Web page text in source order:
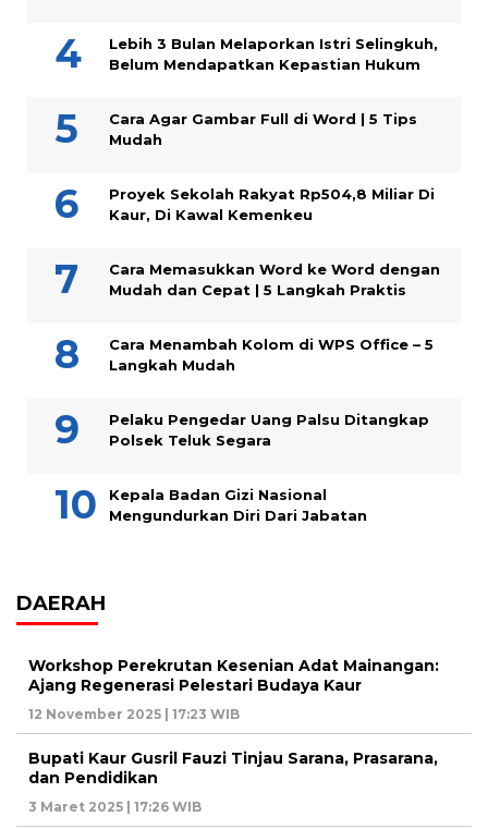
Lebih 3 Bulan Melaporkan Istri Selingkuh,
Belum Mendapatkan Kepastian Hukum
Cara Agar Gambar Full di Word | 5 Tips
Mudah
Proyek Sekolah Rakyat Rp504,8 Miliar Di
Kaur, Di Kawal Kemenkeu
Cara Memasukkan Word ke Word dengan
Mudah dan Cepat | 5 Langkah Praktis
Cara Menambah Kolom di WPS Office – 5
Langkah Mudah
Pelaku Pengedar Uang Palsu Ditangkap
Polsek Teluk Segara
Kepala Badan Gizi Nasional
Mengundurkan Diri Dari Jabatan
DAERAH
Workshop Perekrutan Kesenian Adat Mainangan:
Ajang Regenerasi Pelestari Budaya Kaur
12 November 2025 | 17:23 WIB
Bupati Kaur Gusril Fauzi Tinjau Sarana, Prasarana,
dan Pendidikan
3 Maret 2025 | 17:26 WIB